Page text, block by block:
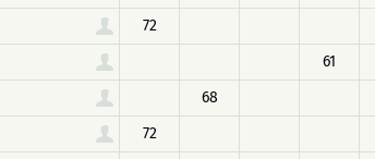
72
61
68
72